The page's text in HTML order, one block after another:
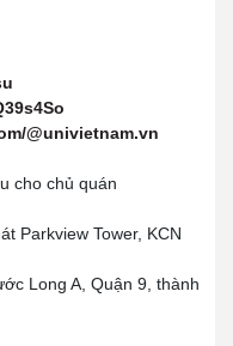
@univietnam.vn
cho chủ quán
Parkview Tower, KCN
Long A, Quận 9, thành